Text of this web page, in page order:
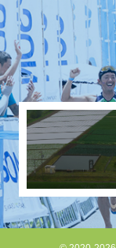
【イベント報告
されました